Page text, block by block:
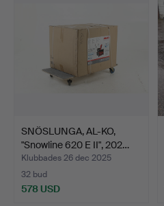
SNÖSLUNGA, AL-KO,
"Snowline 620 E II", 202…
Klubbades 26 dec 2025
32 bud
578 USD